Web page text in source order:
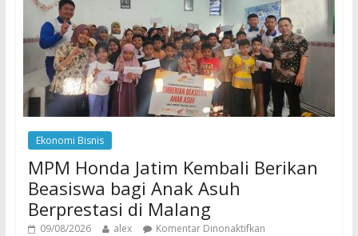
Ekonomi Bisnis
MPM Honda Jatim Kembali Berikan
Beasiswa bagi Anak Asuh
Berprestasi di Malang
09/08/2026 alex Komentar Dinonaktifkan